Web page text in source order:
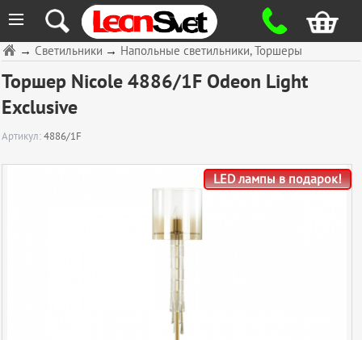
≡
→ Напольные светильники, Торшеры
→ Светильники
Торшер Nicole 4886/1F Odeon Light
Exclusive
Артикул:4886/1F
LED лампы в подарок!